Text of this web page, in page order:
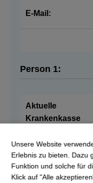
E-Mail:
Person 1:
Aktuelle
Krankenkasse
Vorname:
Nachname:
Unsere Website
Erlebnis zu bieten. Dazu
Funktion und solche für
Klick auf "Alle